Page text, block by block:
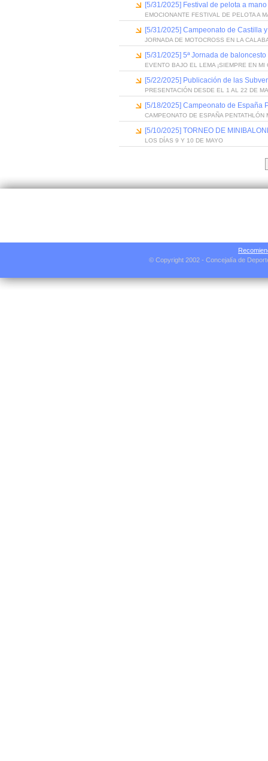
[5/31/2025] Festival de pelota a
EMOCIONANTE FESTIVAL DE PELOTA A
[5/31/2025] Campeonato de Castilla
JORNADA DE MOTOCROSS EN LA
[5/31/2025] 5ª Jornada de
EVENTO BAJO EL LEMA ¡SIEMPRE EN MI
[5/22/2025] Publicación de las
PRESENTACIÓN DESDE EL 1 AL 22 DE
[5/18/2025] Campeonato de España
CAMPEONATO DE ESPAÑA PENTATHLÓN
[5/10/2025] TORNEO DE
LOS DÍAS 9 Y 10 DE MAYO
© Copyright 2002 - Concejalía de